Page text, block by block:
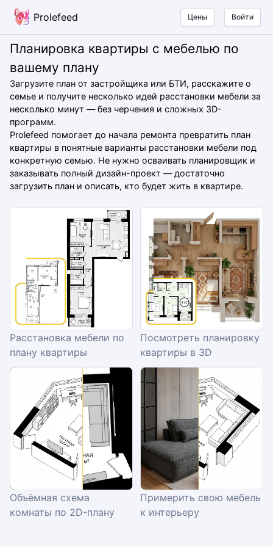
Prolefeed Цены Войти
Планировка квартиры с мебелью по
вашему плану
Загрузите план от застройщика или БТИ, расскажите о
семье и получите несколько идей расстановки мебели за
несколько минут — без черчения и сложных 3D-
программ.
Prolefeed помогает до начала ремонта превратить план
квартиры в понятные варианты расстановки мебели под
конкретную семью. Не нужно осваивать планировщик и
заказывать полный дизайн-проект — достаточно
загрузить план и описать, кто будет жить в квартире.
Расстановка мебели по
плану квартиры
Посмотреть планировку
квартиры в 3D
Объёмная схема
комнаты по 2D-плану
Примерить свою мебель
к интерьеру